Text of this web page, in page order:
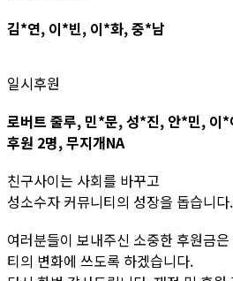
김*연, 이*빈, 이*화, 중*남
일시후원
로버트 줄루, 민*문, 성*진, 안*민, 이
후원 2명, 무지개NA
친구사이는 사회를 바꾸고
성소수자 커뮤니티의 성장을 돕습니다.
여러분들이 보내주신 소중한 후원금
티의 변화에 쓰도록 하겠습니다.